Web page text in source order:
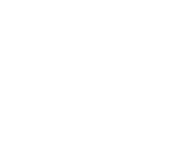
性があり、アプリケーションからイ
に関わる。